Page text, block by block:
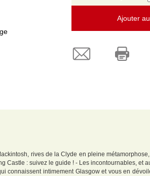
Ajouter
rives de la Clyde en pleine
Castle : suivez le guide ! - Les incontournables, et
connaissent intimement Glasgow et vous en